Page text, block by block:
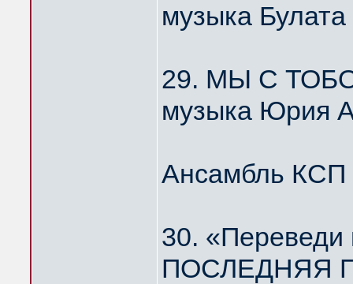
музыка
29. МЫ С
музыка Юрия
Ансамбль
30.
ПОСЛЕДНЯЯ